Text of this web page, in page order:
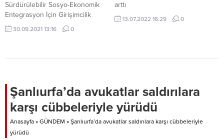
Sürdürülebilir Sosyo-Ekonomik
Entegrasyon İçin Girişimcilik
Kapasitelerinin İyileştirilmesi
(ENHANCER) projesi, 11 ilde
Geliştirme Merkezi’nden (ICMPD)
yapılan açıklamaya göre, ICMPD,
90’dan fazla ülkede faaliyet
gösteriyor. Türkiye’nin de üyesi
olduğu ICMPD; dünya genelinde
göçün sınır yönetimi, geri
30.09.2021 13:16 0
arttı
13.07.2022 16:29 0
Şanlıurfa’da avukatlar saldırılara
karşı cübbeleriyle yürüdü
Anasayfa » GÜNDEM » Şanlıurfa’da avukatlar saldırılara karşı cübbeleriyle
yürüdü